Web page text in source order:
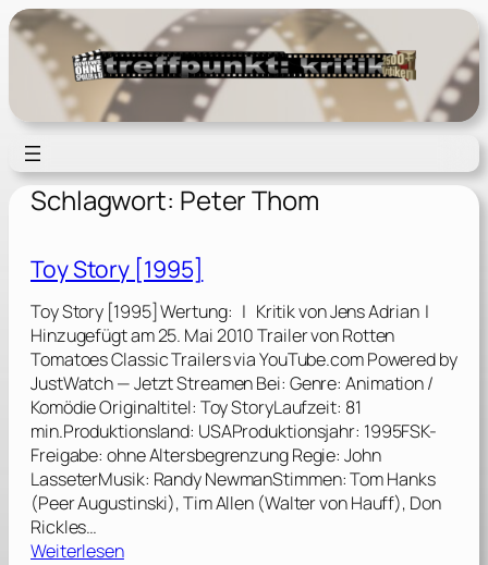
Zum
Inhalt
springen
Schlagwort: Peter Thom
Toy Story [1995]
Toy Story [1995] Wertung: | Kritik von Jens Adrian |
Hinzugefügt am 25. Mai 2010 Trailer von Rotten
Tomatoes Classic Trailers via YouTube.com Powered by
JustWatch — Jetzt Streamen Bei: Genre: Animation /
Komödie Originaltitel: Toy StoryLaufzeit: 81
min.Produktionsland: USAProduktionsjahr: 1995FSK-
Freigabe: ohne Altersbegrenzung Regie: John
LasseterMusik: Randy NewmanStimmen: Tom Hanks
(Peer Augustinski), Tim Allen (Walter von Hauff), Don
Rickles…
Weiterlesen: